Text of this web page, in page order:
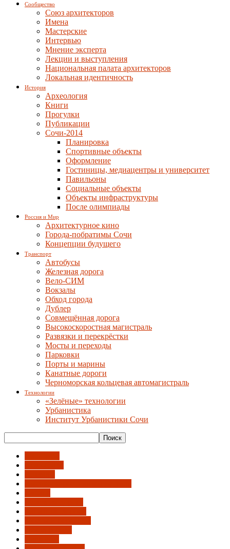
Сообщество
Союз архитекторов
Имена
Мастерские
Интервью
Мнение эксперта
Лекции и выступления
Национальная палата архитекторов
Локальная идентичность
История
Археология
Книги
Прогулки
Публикации
Сочи-2014
Планировка
Спортивные объекты
Оформление
Гостиницы, медиацентры и университет
Павильоны
Социальные объекты
Объекты инфраструктуры
После олимпиады
Россия и Мир
Архитектурное кино
Города-побратимы Сочи
Концепции будущего
Транспорт
Автобусы
Железная дорога
Вело-СИМ
Вокзалы
Обход города
Дублер
Совмещённая дорога
Высокоскоростная магистраль
Развязки и перекрёстки
Мосты и переходы
Парковки
Порты и марины
Канатные дороги
Черноморская кольцевая автомагистраль
Технологии
«Зелёные» технологии
Урбанистика
Институт Урбанистики Сочи